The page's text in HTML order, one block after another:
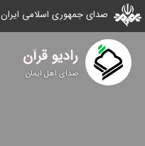
صدای جمهوری اسلامی ایران
رادیو قرآن
صدای اهل ایمان